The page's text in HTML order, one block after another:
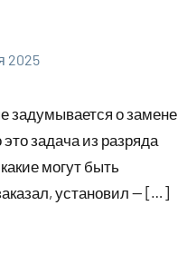
2025
задумывается о замене
задача из разряда
могут быть
установил — […]